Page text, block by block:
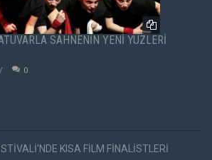
SAHNENİN YENİ YÜZLERİ
0
KISA FİLM FİNALİSTLERİ